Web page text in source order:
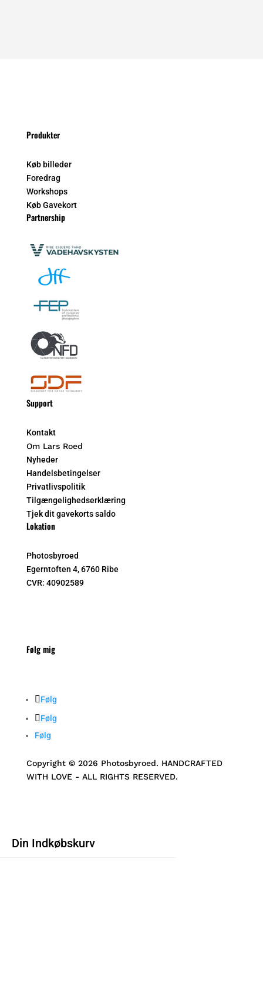
Produkter
Køb billeder
Foredrag
Workshops
Køb Gavekort
Partnership
Support
Kontakt
Om Lars Roed
Nyheder
Handelsbetingelser
Privatlivspolitik
Tilgængelighedserklæring
Tjek dit gavekorts saldo
Lokation
Photosbyroed
Egerntoften 4, 6760 Ribe
CVR: 40902589
Følg mig
Følg
Følg
Følg
Copyright © 2026 Photosbyroed. HANDCRAFTED
WITH LOVE - ALL RIGHTS RESERVED.
Din Indkøbskurv